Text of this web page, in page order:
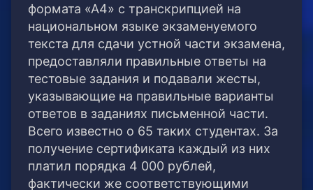
формата «А4» с транскрипцией на
национальном языке экзаменуемого
текста для сдачи устной части экзамена,
предоставляли правильные ответы на
тестовые задания и подавали жесты,
указывающие на правильные варианты
ответов в заданиях письменной части.
Всего известно о 65 таких студентах. За
получение сертификата каждый из них
платил порядка 4 000 рублей,
фактически же соответствующими